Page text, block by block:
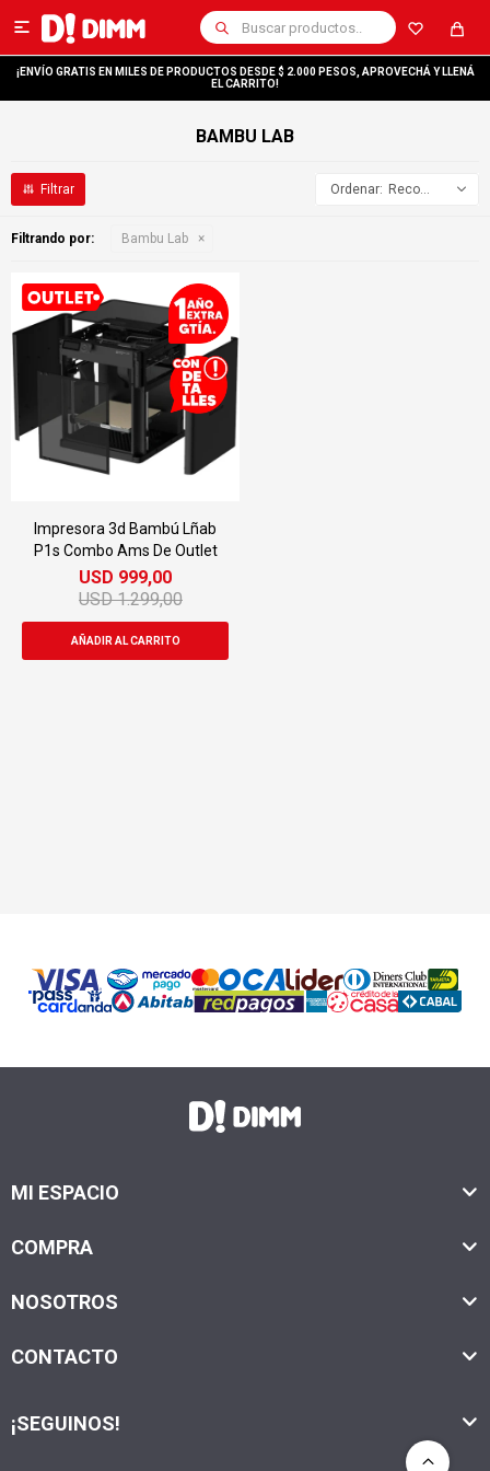

¡ENVÍO GRATIS EN MILES DE PRODUCTOS DESDE $ 2.000 PESOS, APROVECHÁ Y LLENÁ
EL CARRITO!
BAMBU LAB
Recomendados
Filtrando por: Bambu Lab
Impresora 3d Bambú Lñab
P1s Combo Ams De Outlet
USD 999,00
USD 1.299,00
MI ESPACIO
COMPRA
NOSOTROS
CONTACTO
¡SEGUINOS!